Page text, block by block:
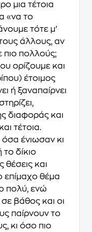
μια τέτοια
«να το
τότε μ’
άλλους, αν
πιο πολλούς;
ορίζουμε και
έτοιμος
ή ξαναπαίρνει
διαφοράς και
τέτοια.
ένιωσαν κι
δίκιο
θέσεις και
επίμαχο θέμα
πολύ, ενώ
βάθος και οι
παίρνουν το
κι όσο πιο